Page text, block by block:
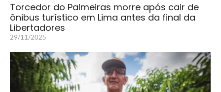
Torcedor do Palmeiras morre após cair de
ônibus turístico em Lima antes da final da
Libertadores
29/11/2025